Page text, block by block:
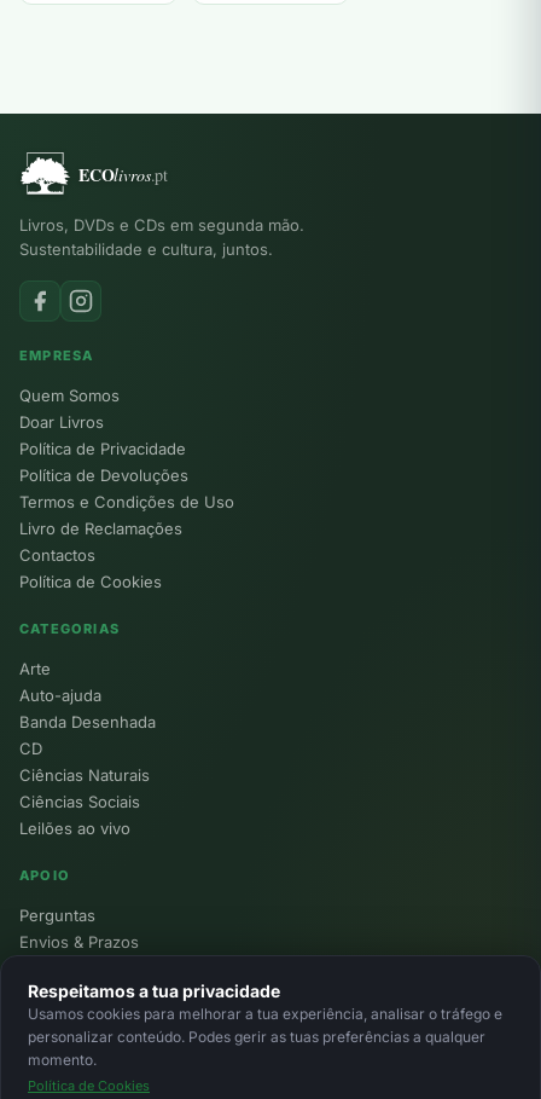
Livros, DVDs e CDs em segunda mão.
Sustentabilidade e cultura, juntos.
EMPRESA
Quem Somos
Doar Livros
Política de Privacidade
Política de Devoluções
Termos e Condições de Uso
Livro de Reclamações
Contactos
Política de Cookies
CATEGORIAS
Arte
Auto-ajuda
Banda Desenhada
CD
Ciências Naturais
Ciências Sociais
Leilões ao vivo
APOIO
Perguntas
Envios & Prazos
Devoluções
Minha Conta
© 2026 Ecolivros. Todos os direitos reservados.
Respeitamos a tua privacidade
Usamos cookies para melhorar a tua experiência, analisar o tráfego e
personalizar conteúdo. Podes gerir as tuas preferências a qualquer
momento.
Política de Cookies